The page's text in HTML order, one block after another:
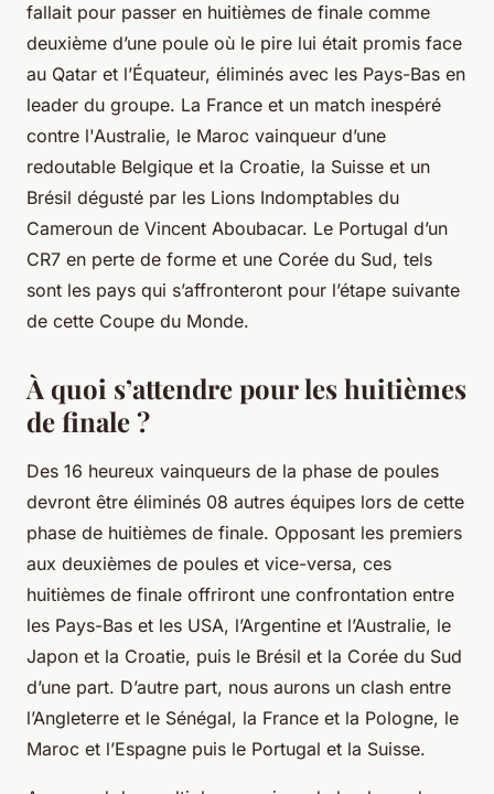
fallait pour passer en huitièmes de finale comme
deuxième d’une poule où le pire lui était promis face
au Qatar et l’Équateur, éliminés avec les Pays-Bas en
leader du groupe. La France et un match inespéré
contre l'Australie, le Maroc vainqueur d’une
redoutable Belgique et la Croatie, la Suisse et un
Brésil dégusté par les Lions Indomptables du
Cameroun de Vincent Aboubacar. Le Portugal d’un
CR7 en perte de forme et une Corée du Sud, tels
sont les pays qui s’affronteront pour l’étape suivante
de cette Coupe du Monde.
À quoi s’attendre pour les huitièmes
de finale ?
Des 16 heureux vainqueurs de la phase de poules
devront être éliminés 08 autres équipes lors de cette
phase de huitièmes de finale. Opposant les premiers
aux deuxièmes de poules et vice-versa, ces
huitièmes de finale offriront une confrontation entre
les Pays-Bas et les USA, l’Argentine et l’Australie, le
Japon et la Croatie, puis le Brésil et la Corée du Sud
d’une part. D’autre part, nous aurons un clash entre
l’Angleterre et le Sénégal, la France et la Pologne, le
Maroc et l’Espagne puis le Portugal et la Suisse.